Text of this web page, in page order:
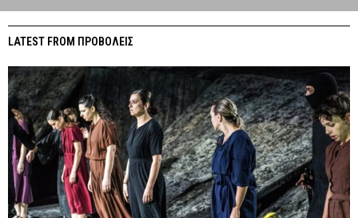
LATEST FROM ΠΡΟΒΟΛΕΙΣ